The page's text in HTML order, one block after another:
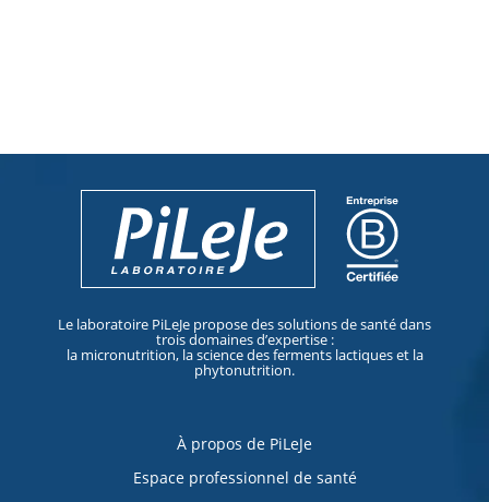
Le laboratoire PiLeJe propose des solutions de santé dans
trois domaines d’expertise :
la micronutrition, la science des ferments lactiques et la
phytonutrition.
À propos de PiLeJe
Espace professionnel de santé